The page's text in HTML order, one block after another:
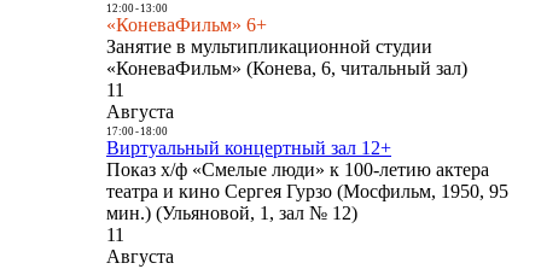
12:00- 13:00
«КоневаФильм» 6+
Занятие в мультипликационной студии
«КоневаФильм» (Конева, 6, читальный зал)
11
Августа
17:00- 18:00
Виртуальный концертный зал 12+
Показ х/ф «Смелые люди» к 100-летию актера
театра и кино Сергея Гурзо (Мосфильм, 1950, 95
мин.) (Ульяновой, 1, зал № 12)
11
Августа